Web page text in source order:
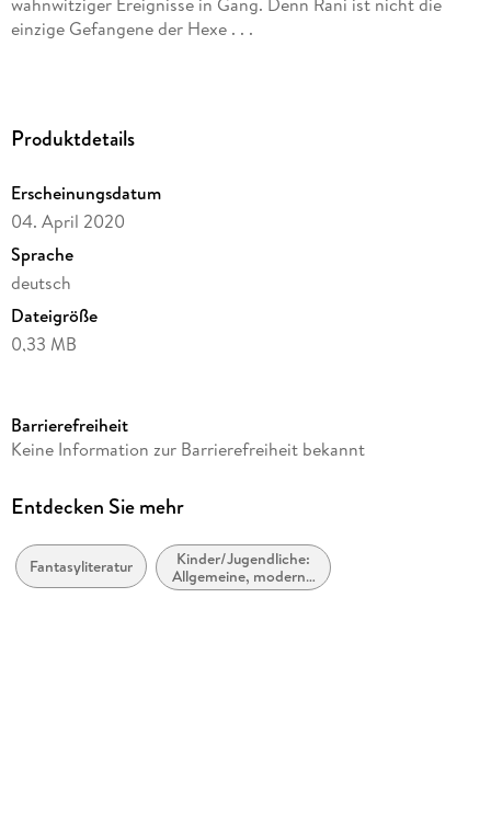
einzige Gefangene der Hexe . . .
Dieses E-Book enthält die Kurzgeschichte "Die Frösche vom
Finsterteich" sowie eine XXL-Leseprobe des Romans "Pongo
***
Qindie steht für qualitativ hochwertige Indie-Publikationen.
Achten Sie also künftig auf das Qindie-Siegel! Für weitere
Informationen, News und Veranstaltungen besuchen Sie
unsere Website: qindie. de
Produktdetails
Erscheinungsdatum
04. April 2020
Sprache
deutsch
Dateigröße
0,33 MB
Verlag/Hersteller
Kopierschutz
Produktart
EBOOK
Barrierefreiheit
Keine Information zur Barrierefreiheit bekannt
Entdecken Sie mehr
Fantasyliteratur
Kinder/Jugendliche:
Allgemeine, moderne
und zeitgenössische